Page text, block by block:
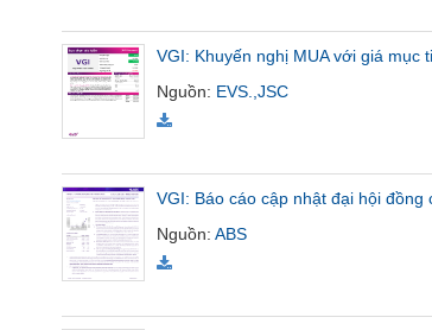
VGI: Khuyến nghị MUA với giá mục
Nguồn: EVS.,JSC
VGI: Báo cáo cập nhật đại hội đồng
Nguồn:ABS
YẾU
SÓC
SỨC
KHỎE